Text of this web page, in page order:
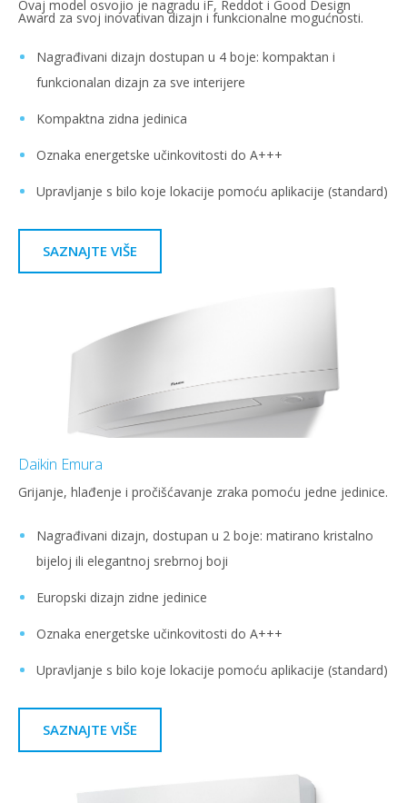
Ovaj model osvojio je nagradu iF, Reddot i Good Design
Award za svoj inovativan dizajn i funkcionalne mogućnosti.
Nagrađivani dizajn dostupan u 4 boje: kompaktan i
funkcionalan dizajn za sve interijere
Kompaktna zidna jedinica
Oznaka energetske učinkovitosti do A+++
Upravljanje s bilo koje lokacije pomoću aplikacije (standard)
SAZNAJTE VIŠE
Daikin Emura
Grijanje, hlađenje i pročišćavanje zraka pomoću jedne jedinice.
Nagrađivani dizajn, dostupan u 2 boje: matirano kristalno
bijeloj ili elegantnoj srebrnoj boji
Europski dizajn zidne jedinice
Oznaka energetske učinkovitosti do A+++
Upravljanje s bilo koje lokacije pomoću aplikacije (standard)
SAZNAJTE VIŠE